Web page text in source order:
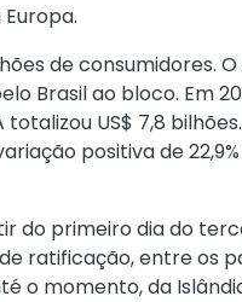
de consumidores.
Brasil ao bloco. Em
US$ 7,8
positiva de
do primeiro dia do
ratificação, entre os
o momento, da